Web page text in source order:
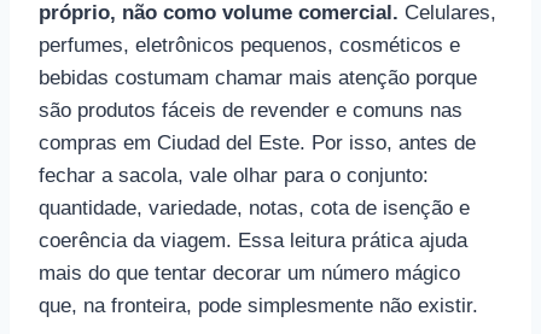
próprio, não como volume comercial. Celulares,
perfumes, eletrônicos pequenos, cosméticos e
bebidas costumam chamar mais atenção porque
são produtos fáceis de revender e comuns nas
compras em Ciudad del Este. Por isso, antes de
fechar a sacola, vale olhar para o conjunto:
quantidade, variedade, notas, cota de isenção e
coerência da viagem. Essa leitura prática ajuda
mais do que tentar decorar um número mágico
que, na fronteira, pode simplesmente não existir.